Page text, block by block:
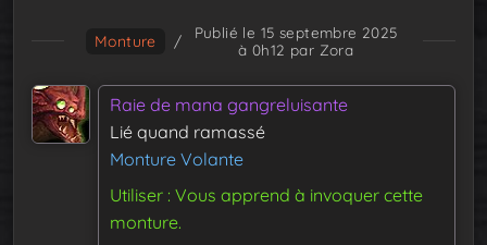
Monture /
Publié le 15 septembre 2025
à 0h12 par Zora
Raie de mana gangreluisante
Lié quand ramassé
Monture Volante
Utiliser : Vous apprend à invoquer cette
monture.